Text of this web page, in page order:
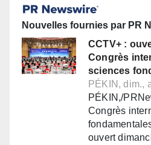
Nouvelles fournies par PR
CCTV+ :
Congrès
sciences
PÉKIN, dim.,
PÉKIN,/
Congrès
ouvert